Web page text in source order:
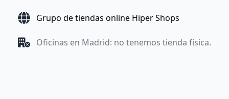
Grupo de tiendas online Hiper Shops
Oficinas en Madrid: no tenemos tienda física.